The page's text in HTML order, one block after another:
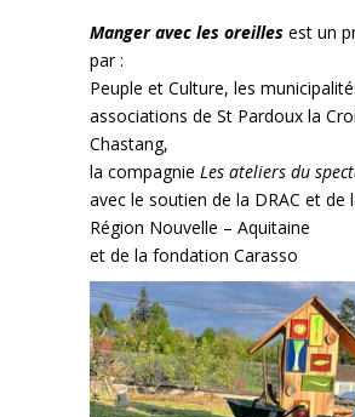
Manger avec les oreilles est un
par :
Peuple et Culture, les
associations de St Pardoux la
Chastang,
la compagnie Les ateliers du
avec le soutien de la DRAC et de
Région Nouvelle – Aquitaine
et de la fondation Carasso